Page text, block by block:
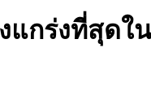
แกร่งที่สุดใ